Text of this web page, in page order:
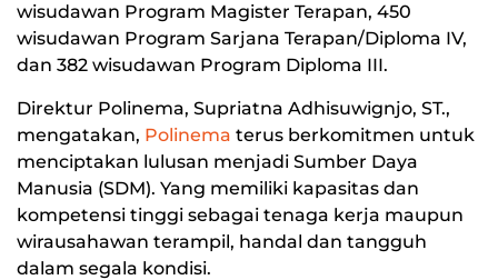
wisudawan Program Magister Terapan, 450
wisudawan Program Sarjana Terapan/Diploma IV,
dan 382 wisudawan Program Diploma III.
Direktur Polinema, Supriatna Adhisuwignjo, ST.,
mengatakan, Polinema terus berkomitmen untuk
menciptakan lulusan menjadi Sumber Daya
Manusia (SDM). Yang memiliki kapasitas dan
kompetensi tinggi sebagai tenaga kerja maupun
wirausahawan terampil, handal dan tangguh
dalam segala kondisi.